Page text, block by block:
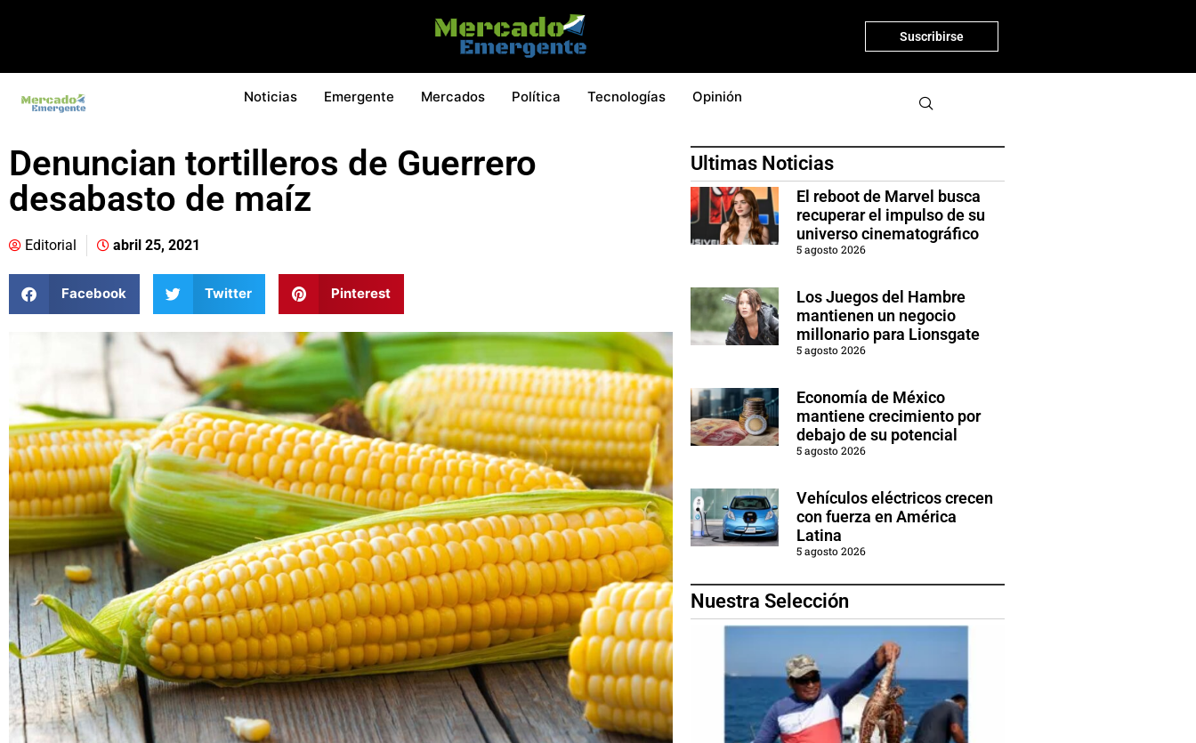
Suscribirse
Noticias Emergente Mercados Política Tecnologías Opinión
Denuncian tortilleros de Guerrero
desabasto de maíz
Editorial abril 25, 2021
Facebook Twitter Pinterest
Ultimas Noticias
El reboot de Marvel busca
recuperar el impulso de su
universo cinematográfico
5 agosto 2026
Los Juegos del Hambre
mantienen un negocio
millonario para Lionsgate
5 agosto 2026
Economía de México
mantiene crecimiento por
debajo de su potencial
5 agosto 2026
Vehículos eléctricos crecen
con fuerza en América
Latina
5 agosto 2026
Nuestra Selección